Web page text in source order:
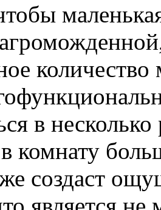
количество
в
комнату
создаст